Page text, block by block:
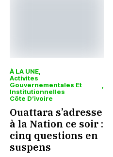
À LA UNE
Activites
Gouvernementales Et
Institutionnelles
Côte D’ivoire
Ouattara s’adresse
à la Nation ce soir :
cinq questions en
suspens